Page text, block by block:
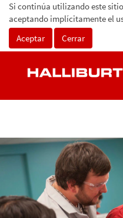
Si continúa utilizando este
aceptando implícitamente el
Aceptar
Cerrar